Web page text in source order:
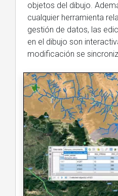
objetos del dibujo.
cualquier herramienta
gestión de datos, las
en el dibujo son
modificación se